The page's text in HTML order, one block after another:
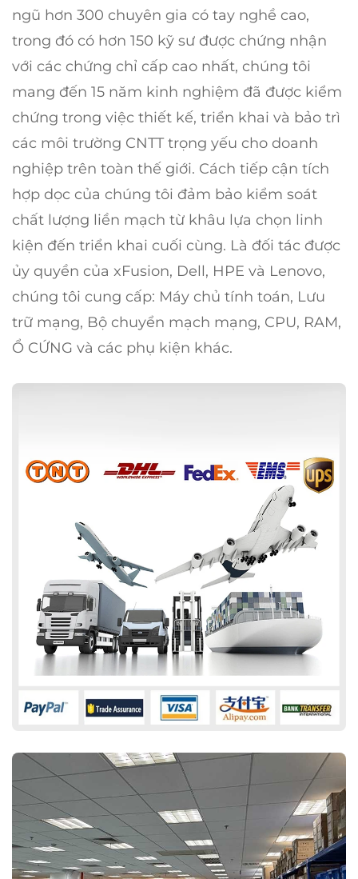
ngũ hơn 300 chuyên gia có tay nghề cao,
trong đó có hơn 150 kỹ sư được chứng nhận
với các chứng chỉ cấp cao nhất, chúng tôi
mang đến 15 năm kinh nghiệm đã được kiểm
chứng trong việc thiết kế, triển khai và bảo trì
các môi trường CNTT trọng yếu cho doanh
nghiệp trên toàn thế giới. Cách tiếp cận tích
hợp dọc của chúng tôi đảm bảo kiểm soát
chất lượng liền mạch từ khâu lựa chọn linh
kiện đến triển khai cuối cùng. Là đối tác được
ủy quyền của xFusion, Dell, HPE và Lenovo,
chúng tôi cung cấp: Máy chủ tính toán, Lưu
trữ mạng, Bộ chuyển mạch mạng, CPU, RAM,
Ổ CỨNG và các phụ kiện khác.